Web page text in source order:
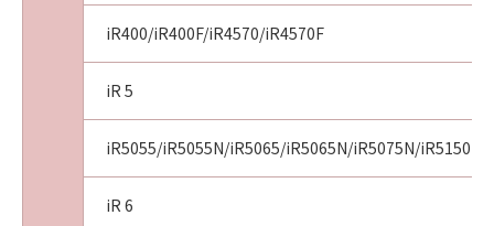
iR400/iR400F/iR4570/iR4570F
iR 5
iR5055/iR5055N/iR5065/iR5065N/iR5075N/iR5150i/
iR 6